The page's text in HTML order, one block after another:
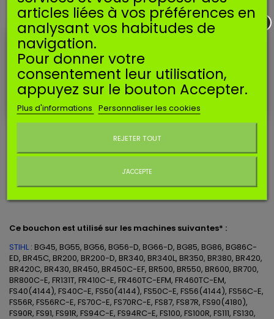
Imprimer
5,89 €TTC
Quantité Ajouter au panier
EN SAVOIR PLUS
Correspond aux références STIHL 0000-350-0527, 00003500527,
Ce bouchon est utilisé sur les machines suivantes* :
STIHL : BG45, BG55, BG56, BG56-D, BG66-D, BG85, BG86, BG86C-
ED, BR45C, BR200, BR200-D, BR340, BR340L, BR350, BR380, BR420,
BR420C, BR430, BR450, BR450C-EF, BR500, BR550, BR600, BR700,
BR800C-E, FR131T, FR410C-E, FR460TC-EFM, FR460TC-EM,
FS40(4144), FS40C-E, FS50(4144), FS50C-E, FS56(4144), FS56C-E,
FS56R, FS56RC-E, FS70C-E, FS70RC-E, FS87, FS87R, FS90(4180),
FS90R, FS91, FS91R, FS94C-E, FS94RC-E, FS100, FS100R, FS111, FS130,
articles liées à vos préférences en
analysant vos habitudes de
navigation.
Pour donner votre
consentement leur utilisation,
appuyez sur le bouton Accepter.
Plus d'informations Personnaliser les cookies
REJETER TOUT
J'ACCEPTE